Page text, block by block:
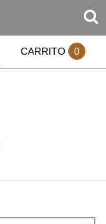
CARRITO 0